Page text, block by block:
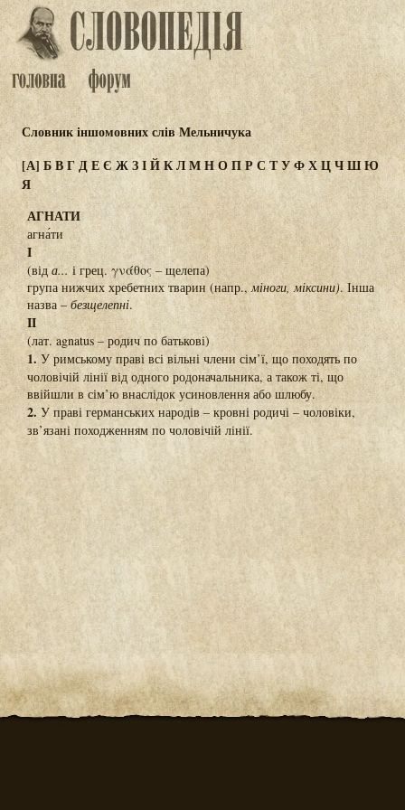
Словник іншомовних слів Мельничука
[А] БВГДЕЄ ЖЗІЙКЛМНОПРСТУФХЦЧШЮ
Я
АГНАТИ
агна́ти
I
(від а... і грец. γνάθος – щелепа)
група нижчих хребетних тварин (напр.,міноги, міксини). Інша
назва – безщелепні.
II
(лат. agnatus – родич по батькові)
1. У римському праві всі вільні члени сім’ї, що походять по
чоловічій лінії від одного родоначальника, а також ті, що
ввійшли в сім’ю внаслідок усиновлення або шлюбу.
2. У праві германських народів – кровні родичі – чоловіки,
зв’язані походженням по чоловічій лінії.